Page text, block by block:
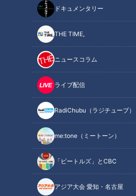
ドキュメンタリー
THE TIME,
ニュースコラム
ライブ配信
RadiChubu（ラジチューブ）
me:tone（ミートーン）
「ビートルズ」とCBC
アジア大会 愛知・名古屋
この記事を見たあなたへのお
「いかときゅうり、セロリの中
華マリネ」の作り方【キユーピ
ー３分クッキング】
ム
ー３